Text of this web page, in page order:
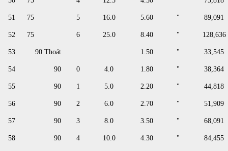
51 75 5 16.0 5.60 " 89,091
52 75 6 25.0 8.40 " 128,636
53 90 Thoát 1.50 " 33,545
54 90 0 4.0 1.80 " 38,364
55 90 1 5.0 2.20 " 44,818
56 90 2 6.0 2.70 " 51,909
57 90 3 8.0 3.50 " 68,091
58 90 4 10.0 4.30 " 84,455